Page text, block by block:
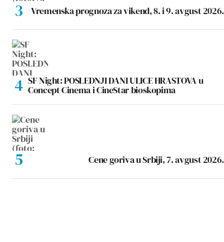
Vremenska prognoza za vikend, 8. i 9. avgust 2026.
SF Night: POSLEDNJI DANI ULICE HRASTOVA u
Concept Cinema i CineStar bioskopima
Cene goriva u Srbiji, 7. avgust 2026.